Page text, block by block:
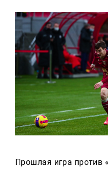
Прошлая игра против